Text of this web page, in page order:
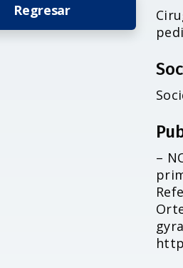
Regresar
–